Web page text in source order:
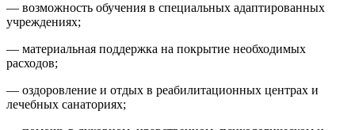
— возможность обучения в специальных адаптированных
учреждениях;
— материальная поддержка на покрытие необходимых
расходов;
— оздоровление и отдых в реабилитационных центрах и
лечебных санаториях;